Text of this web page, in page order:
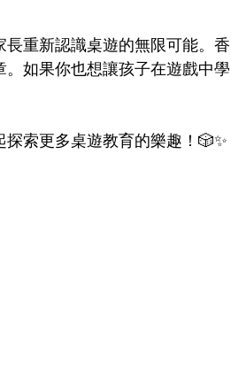
重新認識桌遊的無限可能。香
如果你也想讓孩子在遊戲中學
索更多桌遊教育的樂趣！🎲✨